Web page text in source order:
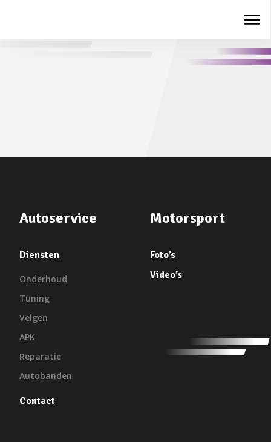
Autoservice
Diensten
Onderhoud
Tuning
Velgen
APK
Reparatie
Autobanden
Contact
Motorsport
Foto’s
Video’s